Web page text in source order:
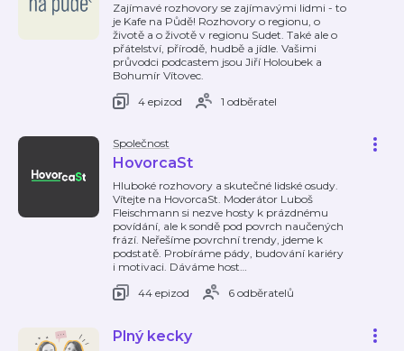
Zajímavé rozhovory se zajímavými lidmi - to
je Kafe na Půdě! Rozhovory o regionu, o
životě a o životě v regionu Sudet. Také ale o
přátelství, přírodě, hudbě a jídle. Vašimi
průvodci podcastem jsou Jiří Holoubek a
Bohumír Vítovec.
4 epizod
1 odběratel
Společnost
HovorcaSt
Hluboké rozhovory a skutečné lidské osudy.
Vítejte na HovorcaSt. Moderátor Luboš
Fleischmann si nezve hosty k prázdnému
povídání, ale k sondě pod povrch naučených
frází. Neřešíme povrchní trendy, jdeme k
podstatě. Probíráme pády, budování kariéry
i motivaci. Dáváme host…
44 epizod
6 odběratelů
Plný kecky